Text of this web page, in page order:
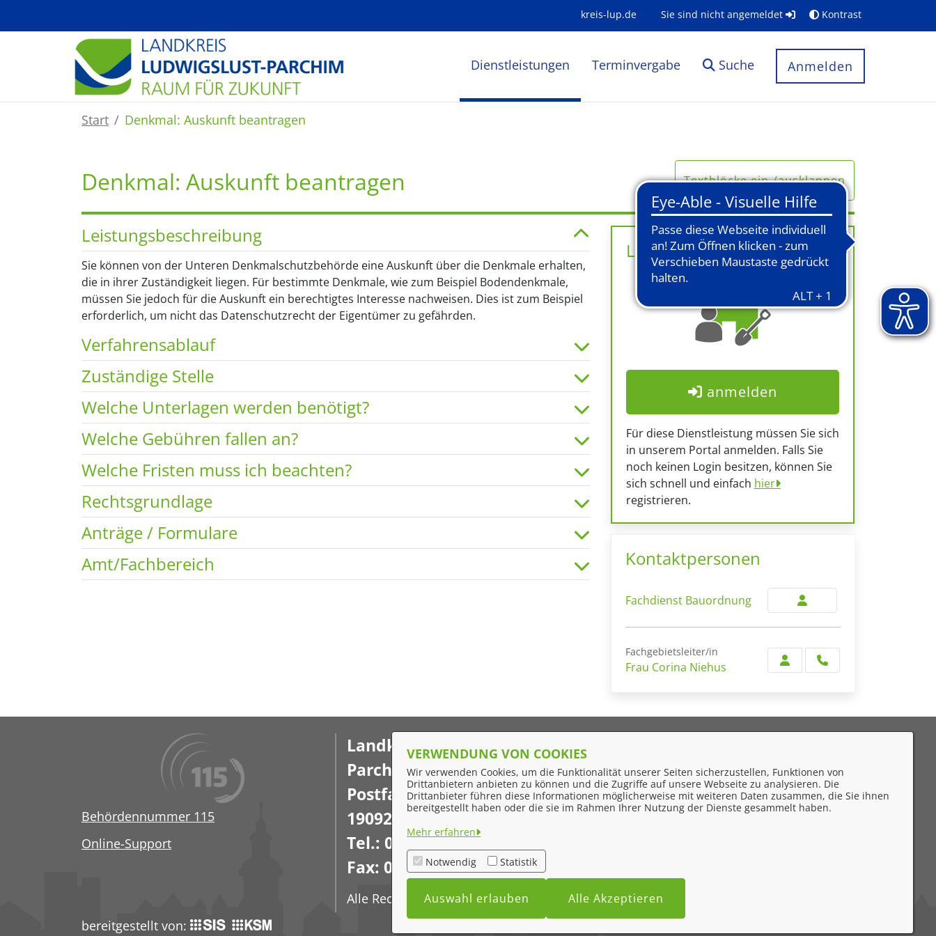
kreis-lup.de Sie sind nicht angemeldet Kontrast
Dienstleistungen Terminvergabe Suche Anmelden
Start Denkmal: Auskunft beantragen
Denkmal: Auskunft beantragen Textblöcke ein-/ausklappen
Leistungsbeschreibung
Sie können von der Unteren Denkmalschutzbehörde eine Auskunft über die Denkmale erhalten,
die in ihrer Zuständigkeit liegen. Für bestimmte Denkmale, wie zum Beispiel Bodendenkmale,
müssen Sie jedoch für die Auskunft ein berechtigtes Interesse nachweisen. Dies ist zum Beispiel
erforderlich, um nicht das Datenschutzrecht der Eigentümer zu gefährden.
Verfahrensablauf
Zuständige Stelle
Welche Unterlagen werden benötigt?
Welche Gebühren fallen an?
Welche Fristen muss ich beachten?
Rechtsgrundlage
Anträge / Formulare
Amt/Fachbereich
Links & Onlinedienste
anmelden
Für diese Dienstleistung müssen Sie sich
in unserem Portal anmelden. Falls Sie
noch keinen Login besitzen, können Sie
sich schnell und einfach hier
registrieren.
Kontaktpersonen
Fachdienst Bauordnung
Fachgebietsleiter/in
Frau Corina Niehus
Behördennummer 115
Online-Support
Landkreis Ludwigslust-
Parchim
Postfach 16 02 20
19092 Schwerin
Tel.: 03871 722-0
Fax: 03871 722-77-7777
Alle Rechte vorbehalten
Impressum
Datenschutzerklärung
bereitgestellt von:
VERWENDUNG VON COOKIES
Wir verwenden Cookies, um die Funktionalität unserer Seiten sicherzustellen, Funktionen von
Drittanbietern anbieten zu können und die Zugriffe auf unsere Webseite zu analysieren. Die
Drittanbieter führen diese Informationen möglicherweise mit weiteren Daten zusammen, die Sie ihnen
bereitgestellt haben oder die sie im Rahmen Ihrer Nutzung der Dienste gesammelt haben.
Mehr erfahren
Notwendig Statistik
Auswahl erlauben Alle Akzeptieren